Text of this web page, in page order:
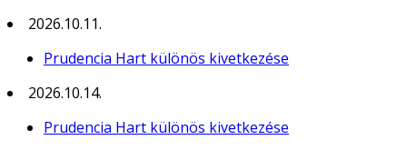
2026.10.11.
Prudencia Hart különös kivetkezése
2026.10.14.
Prudencia Hart különös kivetkezése